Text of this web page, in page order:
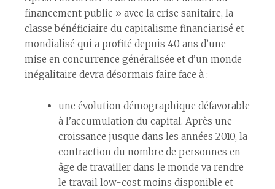
financement public » avec la crise sanitaire, la
classe bénéficiaire du capitalisme financiarisé et
mondialisé qui a profité depuis 40 ans d’une
mise en concurrence généralisée et d’un monde
inégalitaire devra désormais faire face à :
une évolution démographique défavorable
à l’accumulation du capital. Après une
croissance jusque dans les années 2010, la
contraction du nombre de personnes en
âge de travailler dans le monde va rendre
le travail low-cost moins disponible et